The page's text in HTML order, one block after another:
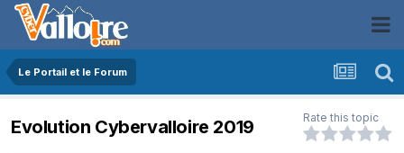
Le Portail et le Forum
Evolution Cybervalloire 2019 Rate this topic